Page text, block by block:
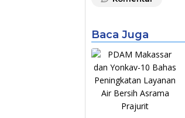
Baca Juga